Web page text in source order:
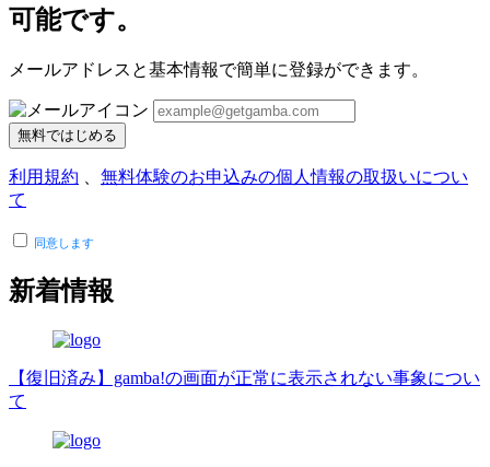
可能です。
メールアドレスと基本情報で簡単に登録ができます。
無料ではじめる
利用規約
無料体験のお申込みの個人情報の取扱いについ
て
同意します
新着情報
【復旧済み】gamba!の画面が正常に表示されない事象につい
て